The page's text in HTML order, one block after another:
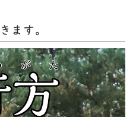
ます。